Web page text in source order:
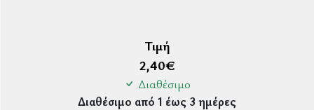
Τιμή
2,40€
Διαθέσιμο
Διαθέσιμο από 1 έως 3 ημέρες